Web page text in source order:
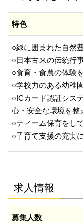
特色
○緑に囲まれた自然
○日本古来の伝統行
○食育・食農の体験
○学校力のある幼稚
○ICカード認証シス
心・安全な環境を整
○ティーム保育をし
○子育て支援の充実
求人情報
募集人数